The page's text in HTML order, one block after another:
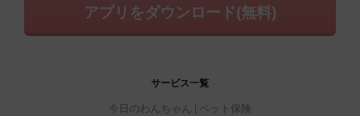
アプリをダウンロード(無料)
サービス一覧
今日のわんちゃん ペット保険